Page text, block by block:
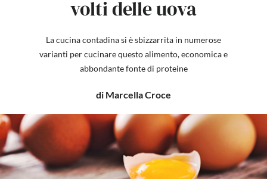
volti delle uova
La cucina contadina si è sbizzarrita in numerose
varianti per cucinare questo alimento, economica e
abbondante fonte di proteine
di Marcella Croce